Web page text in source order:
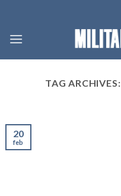
content
TAG ARCHIVES:
20
feb